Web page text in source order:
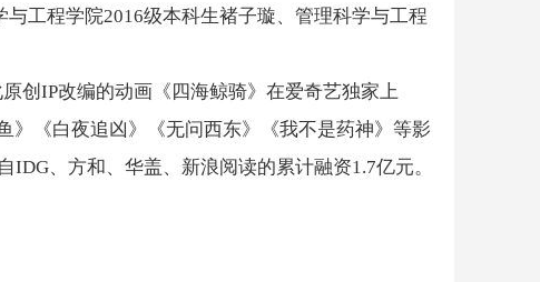
工程学院2016级本科生褚子璇、管理科学与工程
创IP改编的动画《四海鲸骑》在爱奇艺独家上
》《白夜追凶》《无问西东》《我不是药神》等影
、方和、华盖、新浪阅读的累计融资1.7亿元。